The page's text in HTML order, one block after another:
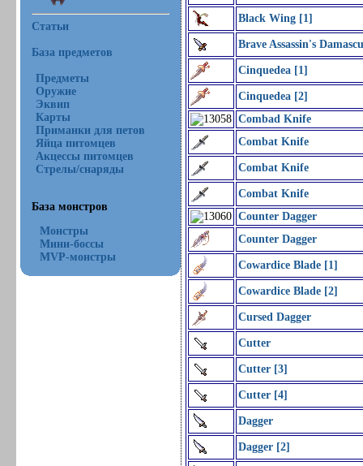
Статьи
База предметов
Предметы
Оружие
Эквип
Карты
Приманки для петов
Яйца питомцев
Акцессы питомцев
Стрелы/снаряды
База монстров
Монстры
Мини-боссы
MVP-монстры
Black Wing [1]
Brave Assassin's
Cinquedea [1]
Cinquedea [2]
Combad Knife
Combat Knife
Combat Knife
Combat Knife
Counter Dagger
Counter Dagger
Cowardice Blade [1]
Cowardice Blade [2]
Cursed Dagger
Cutter
Cutter [3]
Cutter [4]
Dagger
Dagger [2]